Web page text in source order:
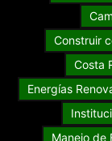
Construir
Costa
Energías
Manejo de